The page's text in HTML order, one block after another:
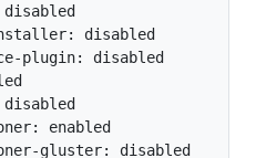
disabled
plugin: disabled
enabled